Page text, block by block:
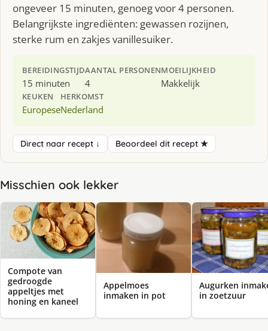
ongeveer 15 minuten, genoeg voor 4 personen.
Belangrijkste ingrediënten: gewassen rozijnen,
sterke rum en zakjes vanillesuiker.
BEREIDINGSTIJD
15 minuten
AANTAL PERSONEN
4
MOEILIJKHEID
Makkelijk
KEUKEN
Europese
HERKOMST
Nederland
Direct naar recept ↓ Beoordeel dit recept ★
Misschien ook lekker
Compote van
gedroogde
appeltjes met
honing en kaneel
Appelmoes
inmaken in pot
Augurken
in zoetzuur